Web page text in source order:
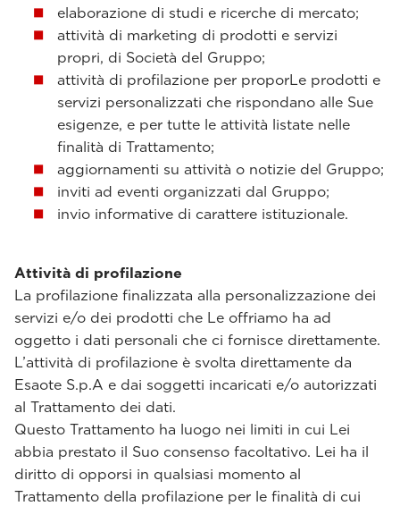
elaborazione di studi e ricerche di mercato;
attività di marketing di prodotti e servizi
propri, di Società del Gruppo;
attività di profilazione per proporLe prodotti e
servizi personalizzati che rispondano alle Sue
esigenze, e per tutte le attività listate nelle
finalità di Trattamento;
aggiornamenti su attività o notizie del Gruppo;
inviti ad eventi organizzati dal Gruppo;
invio informative di carattere istituzionale.
Attività di profilazione
La profilazione finalizzata alla personalizzazione dei
servizi e/o dei prodotti che Le offriamo ha ad
oggetto i dati personali che ci fornisce direttamente.
L’attività di profilazione è svolta direttamente da
Esaote S.p.A e dai soggetti incaricati e/o autorizzati
al Trattamento dei dati.
Questo Trattamento ha luogo nei limiti in cui Lei
abbia prestato il Suo consenso facoltativo. Lei ha il
diritto di opporsi in qualsiasi momento al
Trattamento della profilazione per le finalità di cui